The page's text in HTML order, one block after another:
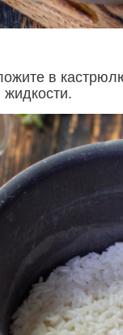
в
жидкости.